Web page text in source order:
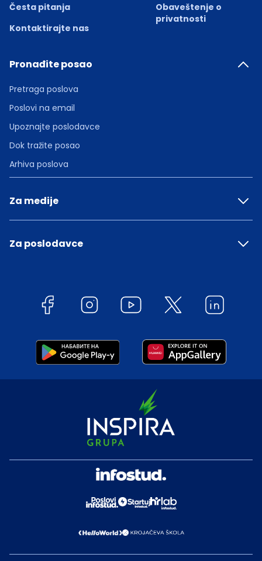
Česta pitanja
Kontaktirajte nas
Obaveštenje o
privatnosti
Pronađite posao
Pretraga poslova
Poslovi na email
Upoznajte poslodavce
Dok tražite posao
Arhiva poslova
Za medije
Za poslodavce